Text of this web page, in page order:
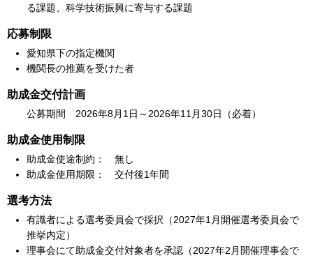
る課題、科学技術振興に寄与する課題
応募制限
愛知県下の指定機関
機関長の推薦を受けた者
助成金交付計画
公募期間 2026年8月1日～2026年11月30日（必着）
助成金使用制限
助成金使途制約： 無し
助成金使用期限： 交付後1年間
選考方法
有識者による選考委員会で採択（2027年1月開催選考委員会で
推挙内定）
理事会にて助成金交付対象者を承認（2027年2月開催理事会で